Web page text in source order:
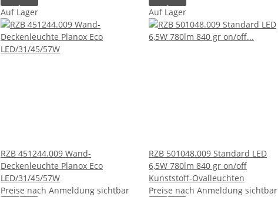
Auf Lager
RZB 451244.009 Wand-
Deckenleuchte Planox Eco
LED/31/45/57W
Preise nach Anmeldung sichtbar
Auf Lager
RZB 501048.009 Standard LED
6,5W 780lm 840 gr on/off
Kunststoff-Ovalleuchten
Preise nach Anmeldung sichtbar